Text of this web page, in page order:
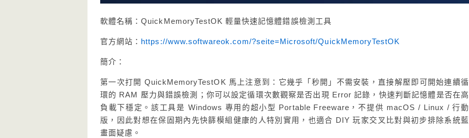
軟體名稱：QuickMemoryTestOK 輕量快速記憶體錯誤檢測工具
官方網站： https://www.softwareok.com/?seite=Microsoft/QuickMemoryTestOK
簡介：
第一次打開 QuickMemoryTestOK 馬上注意到：它幾乎「秒開」不需安裝，直接解壓即可開始連續循
環的 RAM 壓力與錯誤檢測；你可以設定循環次數觀察是否出現 Error 記錄，快速判斷記憶體是否在高
負載下穩定。該工具是 Windows 專用的超小型 Portable Freeware，不提供 macOS / Linux / 行動
版，因此對想在保固期內先快篩模組健康的人特別實用，也適合 DIY 玩家交叉比對與初步排除系統藍
畫面疑慮。